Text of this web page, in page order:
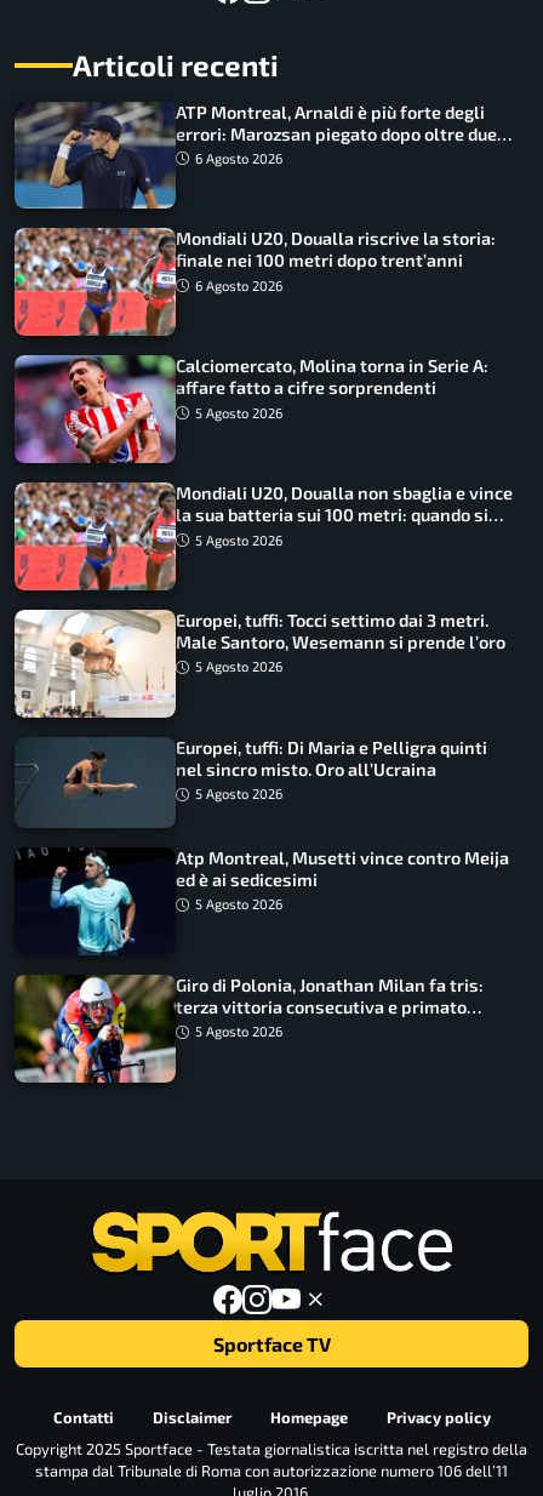
Articoli recenti
ATP Montreal, Arnaldi è più forte degli
errori: Marozsan piegato dopo oltre due
ore6 Agosto 2026
Mondiali U20, Doualla riscrive la storia:
finale nei 100 metri dopo trent’anni
6 Agosto 2026
Calciomercato, Molina torna in Serie A:
affare fatto a cifre sorprendenti
5 Agosto 2026
Mondiali U20, Doualla non sbaglia e vince
la sua batteria sui 100 metri: quando si
disputano le finali
5 Agosto 2026
Europei, tuffi: Tocci settimo dai 3 metri.
Male Santoro, Wesemann si prende l’oro
5 Agosto 2026
Europei, tuffi: Di Maria e Pelligra quinti
nel sincro misto. Oro all’Ucraina
5 Agosto 2026
Atp Montreal, Musetti vince contro Meija
ed è ai sedicesimi
5 Agosto 2026
Giro di Polonia, Jonathan Milan fa tris:
terza vittoria consecutiva e primato
rafforzato
5 Agosto 2026
Sportface TV
Contatti Disclaimer Homepage
Privacy policy
Copyright 2025 Sportface - Testata giornalistica iscritta nel registro della
stampa dal Tribunale di Roma con autorizzazione numero 106 dell’11